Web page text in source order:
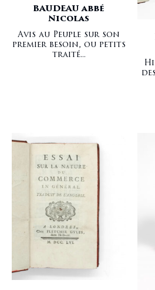
BAUDEAU abbé
Nicolas
Avis au Peuple sur son
premier besoin, ou petits
traité...